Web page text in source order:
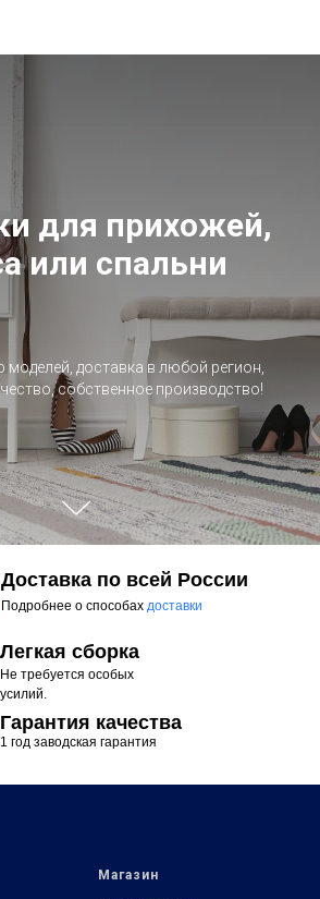
для прихожей,
или спальни
доставка в любой регион,
собственное производство!
Доставка по всей России
Подробнее о способах доставки
Легкая сборка
Не требуется особых
усилий.
Гарантия качества
1 год заводская гарантия
Магазин